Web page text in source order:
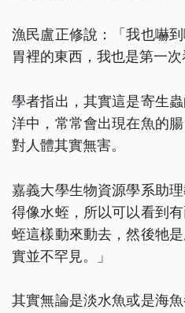
漁民盧正修說：「我也嚇
胃裡的東西，我也是第一次
學者指出，其實這是寄生
洋中，常常會出現在魚的
對人體其實無害。
嘉義大學生物資源學系助
得像水蛭，所以可以看到
蛭這樣動來動去，然後牠
實並不罕見。」
其實無論是淡水魚或是海